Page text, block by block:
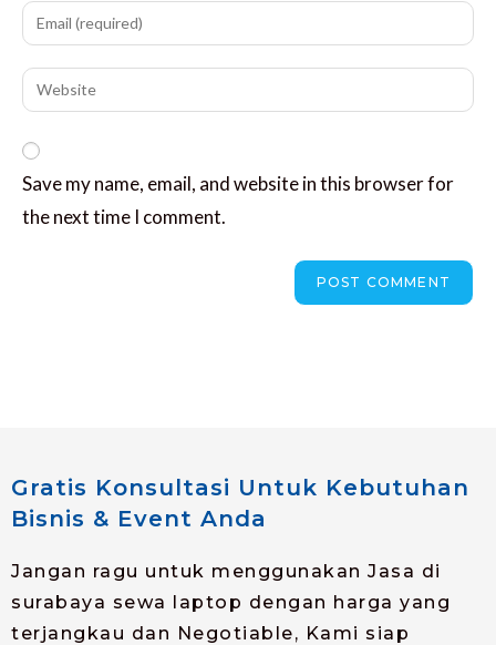
Save my name, email, and website in this browser for
the next time I comment.
Gratis Konsultasi Untuk Kebutuhan
Bisnis & Event Anda
Jangan ragu untuk menggunakan Jasa di
surabaya sewa laptop dengan harga yang
terjangkau dan Negotiable, Kami siap